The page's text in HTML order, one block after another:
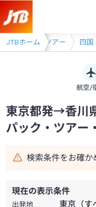
JTBホーム
飛行機利用ツアー 四国
航空/
東京都発→香川
パック・ツアー
検索条件をお確か
現在の表示条件
出発地 東京（す